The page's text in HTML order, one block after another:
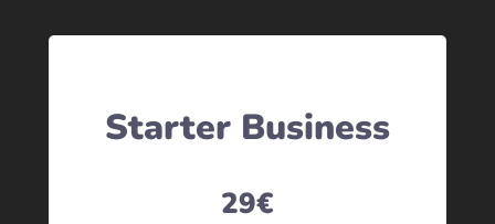
Starter Business
29€